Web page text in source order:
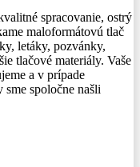
spracovanie, ostrý
maloformátovú tlač
letáky, pozvánky,
tlačové materiály. Vaše
a v prípade
sme spoločne našli